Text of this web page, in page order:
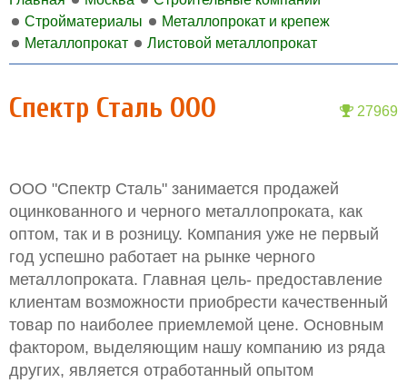
Стройматериалы
Металлопрокат и крепеж
Металлопрокат
Листовой металлопрокат
27969
Спектр Сталь ООО
ООО "Спектр Сталь" занимается продажей
оцинкованного и черного металлопроката, как
оптом, так и в розницу. Компания уже не первый
год успешно работает на рынке черного
металлопроката. Главная цель- предоставление
клиентам возможности приобрести качественный
товар по наиболее приемлемой цене. Основным
фактором, выделяющим нашу компанию из ряда
других, является отработанный опытом